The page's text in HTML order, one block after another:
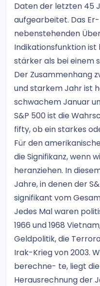
Daten der letzten 45
aufgearbeitet. Das
nebenstehenden
Indikationsfunktion
stärker als bei einem
Der Zusammenhang
und starkem Jahr ist
schwachem Januar
S&P 500 ist die
fifty, ob ein starkes
Für den
die Signifikanz, wenn
heranziehen. In
Jahre, in denen der
signifikant vom
Jedes Mal waren
1966 und 1968
Geldpolitik, die
Irak-Krieg von 2003.
berechne- te, liegt
Herausrechnung der